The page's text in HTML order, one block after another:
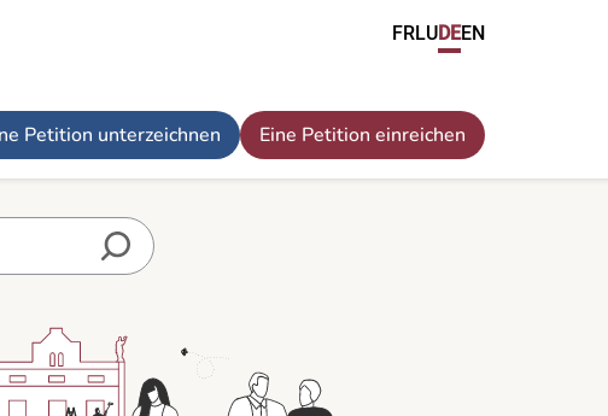
FRLUDEEN
Petition unterzeichnen Eine Petition einreichen